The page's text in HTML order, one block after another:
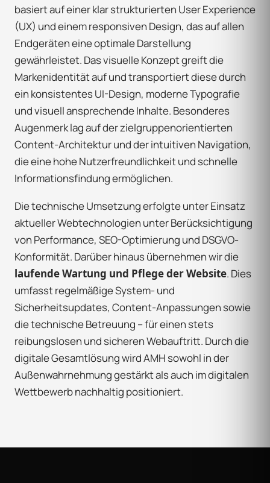
basiert auf einer klar strukturierten User Experience
(UX) und einem responsiven Design, das auf allen
Endgeräten eine optimale Darstellung
gewährleistet. Das visuelle Konzept greift die
Markenidentität auf und transportiert diese durch
ein konsistentes UI-Design, moderne Typografie
und visuell ansprechende Inhalte. Besonderes
Augenmerk lag auf der zielgruppenorientierten
Content-Architektur und der intuitiven Navigation,
die eine hohe Nutzerfreundlichkeit und schnelle
Informationsfindung ermöglichen.
Die technische Umsetzung erfolgte unter Einsatz
aktueller Webtechnologien unter Berücksichtigung
von Performance, SEO-Optimierung und DSGVO-
Konformität. Darüber hinaus übernehmen wir die
laufende Wartung und Pflege der Website. Dies
umfasst regelmäßige System- und
Sicherheitsupdates, Content-Anpassungen sowie
die technische Betreuung – für einen stets
reibungslosen und sicheren Webauftritt. Durch die
digitale Gesamtlösung wird AMH sowohl in der
Außenwahrnehmung gestärkt als auch im digitalen
Wettbewerb nachhaltig positioniert.